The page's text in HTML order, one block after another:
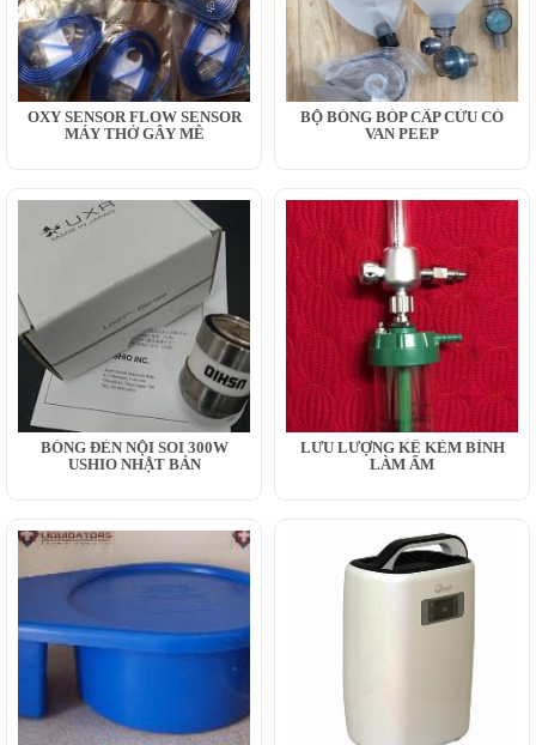
OXY SENSOR FLOW SENSOR
MÁY THỞ GÂY MÊ
BỘ BÓNG BÓP CẤP CỨU CÓ
VAN PEEP
BÓNG ĐÈN NỘI SOI 300W
USHIO NHẬT BẢN
LƯU LƯỢNG KẾ KÈM BÌNH
LÀM ẨM